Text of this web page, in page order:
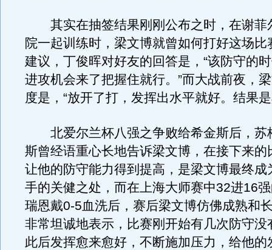
其实在抽签结果刚刚公布之时，在谢菲
院一起训练时，梁文博就曾如何打好这场比
建议，丁俊晖对好友的回答是，“该防守的
进攻机会来了把握住就行。”而大战前夜，
度是，“放开了打，发挥出水平就好。结果
北爱尔兰杯八强之争败给希金斯后，苏
斯曾经语重心长地告诉梁文博，在接下来的
让他的防守能力得到提高，是梁文博最终成
手的关健之处，而在上海大师赛中32进16
瑞恩戴0-5血洗后，赛后梁文博仿佛成熟和
非常坦诚地表示，比赛刚开始有几次防守没
此后发挥愈来愈好，不断施加压力，给他的